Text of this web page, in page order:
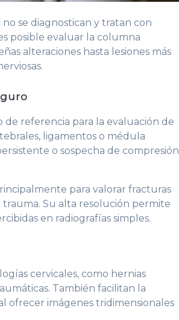
se diagnostican y tratan con
posible evaluar la columna
alteraciones hasta lesiones más
de referencia para la evaluación de
ligamentos o médula
o sospecha de compresión
para valorar fracturas
trauma. Su alta resolución permite
en radiografías simples.
cervicales, como hernias
También facilitan la
ofrecer imágenes tridimensionales